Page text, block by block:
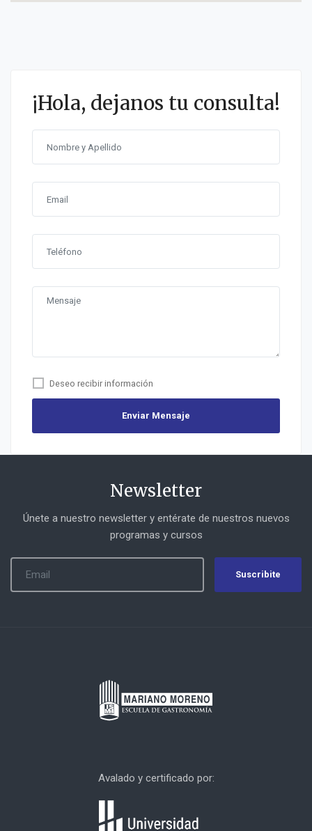
¡Hola, dejanos tu consulta!
Deseo recibir información
Enviar Mensaje
Newsletter
Únete a nuestro newsletter y entérate de nuestros nuevos
programas y cursos
Suscribite
Avalado y certificado por: